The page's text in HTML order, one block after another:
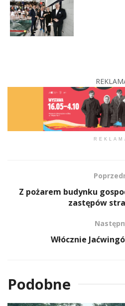
Z pożarem budynku
zastępów
Włócznie
Podobne